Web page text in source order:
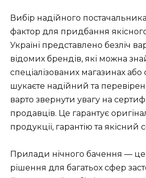
Вибір надійного
фактор для придбання
Україні представлено безліч
відомих брендів, які можна
спеціалізованих магазинах
шукаєте надійний та
варто звернути увагу на
продавців. Це гарантує
продукції, гарантію та якісний
Прилади нічного бачення — це
рішення для багатьох сфер